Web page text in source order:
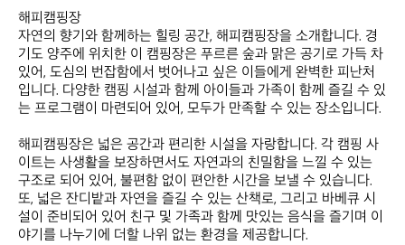
핑
장
해피캠핑장
자연의 향기와 함께하는 힐링 공간, 해피캠핑장을 소개합니다. 경
기도 양주에 위치한 이 캠핑장은 푸르른 숲과 맑은 공기로 가득 차
있어, 도심의 번잡함에서 벗어나고 싶은 이들에게 완벽한 피난처
입니다. 다양한 캠핑 시설과 함께 아이들과 가족이 함께 즐길 수 있
는 프로그램이 마련되어 있어, 모두가 만족할 수 있는 장소입니다.
해피캠핑장은 넓은 공간과 편리한 시설을 자랑합니다. 각 캠핑 사
이트는 사생활을 보장하면서도 자연과의 친밀함을 느낄 수 있는
구조로 되어 있어, 불편함 없이 편안한 시간을 보낼 수 있습니다.
또, 넓은 잔디밭과 자연을 즐길 수 있는 산책로, 그리고 바베큐 시
설이 준비되어 있어 친구 및 가족과 함께 맛있는 음식을 즐기며 이
야기를 나누기에 더할 나위 없는 환경을 제공합니다.